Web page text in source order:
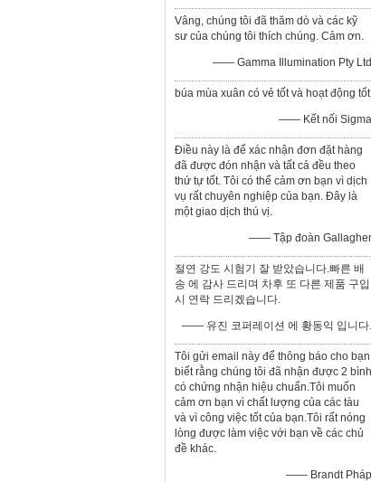
Vâng, chúng tôi đã thăm dò và các kỹ
sư của chúng tôi thích chúng. Cảm ơn.
—— Gamma Illumination Pty Ltd
búa mùa xuân có vẻ tốt và hoạt động tốt
—— Kết nối Sigma
Điều này là để xác nhận đơn đặt hàng
đã được đón nhận và tất cả đều theo
thứ tự tốt. Tôi có thể cảm ơn bạn vì dịch
vụ rất chuyên nghiệp của bạn. Đây là
một giao dịch thú vị.
—— Tập đoàn Gallagher
절연 강도 시험기 잘 받았습니다.빠른 배
송 에 감사 드리며 차후 또 다른 제품 구입
시 연락 드리겠습니다.
—— 유진 코퍼레이션 에 황동익 입니다.
Tôi gửi email này để thông báo cho bạn
biết rằng chúng tôi đã nhận được 2 bình
có chứng nhận hiệu chuẩn.Tôi muốn
cảm ơn bạn vì chất lượng của các tàu
và vì công việc tốt của bạn.Tôi rất nóng
lòng được làm việc với bạn về các chủ
đề khác.
—— Brandt Pháp